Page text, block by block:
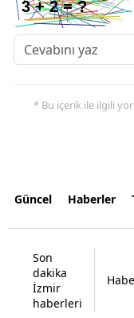
* Bu içerik ile ilgili
Güncel Haberler
Son
dakika
İzmir
haberleri